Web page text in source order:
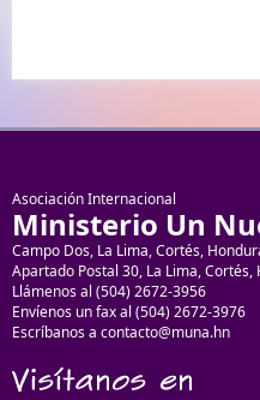
Asociación Internacional
Ministerio Un
Campo Dos, La Lima, Cortés,
Apartado Postal 30, La Lima, Cortés,
Llámenos al (504) 2672-3956
Envíenos un fax al (504) 2672-3976
Escríbanos a contacto@muna.hn